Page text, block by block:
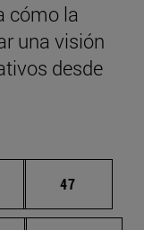
cómo la
una visión
desde
intermedias
Página
47